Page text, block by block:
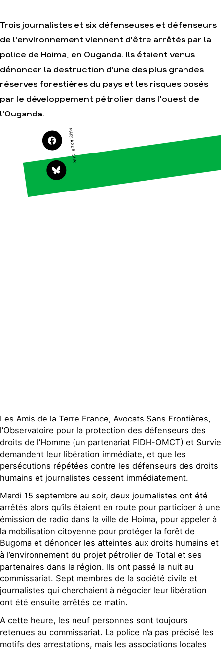
Agir
Faire un don
S'engager sur le
campagnes
Transmettre tout
ou partie de son
patrimoine
Télécharger
gratuitement les
guides éco-
citoyens
Nos
thématiques
Climat – Énergie
Surproduction
Trois journalistes et six défenseuses et défenseurs
de l'environnement viennent d'être arrêtés par la
police de Hoima, en Ouganda. Ils étaient venus
dénoncer la destruction d'une des plus grandes
réserves forestières du pays et les risques posés
par le développement pétrolier dans l'ouest de
l'Ouganda.
PARTAGER SUR
Les Amis de la Terre France, Avocats Sans Frontières,
l’Observatoire pour la protection des défenseurs des
droits de l’Homme (un partenariat FIDH-OMCT) et Survie
demandent leur libération immédiate, et que les
persécutions répétées contre les défenseurs des droits
humains et journalistes cessent immédiatement.
Mardi 15 septembre au soir, deux journalistes ont été
arrêtés alors qu’ils étaient en route pour participer à une
émission de radio dans la ville de Hoima, pour appeler à
la mobilisation citoyenne pour protéger la forêt de
Bugoma et dénoncer les atteintes aux droits humains et
à l’environnement du projet pétrolier de Total et ses
partenaires dans la région. Ils ont passé la nuit au
commissariat. Sept membres de la société civile et
journalistes qui cherchaient à négocier leur libération
ont été ensuite arrêtés ce matin.
A cette heure, les neuf personnes sont toujours
retenues au commissariat. La police n’a pas précisé les
motifs des arrestations, mais les associations locales